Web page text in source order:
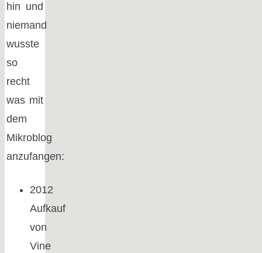
hin und
niemand
wusste
so
recht
was mit
dem
Mikroblog
anzufangen:
2012
Aufkauf
von
Vine